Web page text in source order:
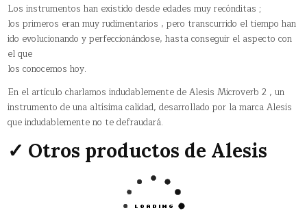
Los instrumentos han existido desde edades muy recónditas ;
los primeros eran muy rudimentarios , pero transcurrido el tiempo han
ido evolucionando y perfeccionándose, hasta conseguir el aspecto con
el que
los conocemos hoy.
En el artículo charlamos indudablemente de Alesis Microverb 2 , un
instrumento de una altísima calidad, desarrollado por la marca Alesis
que indudablemente no te defraudará.
✓ Otros productos de Alesis